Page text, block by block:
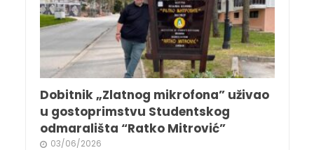
Dobitnik „Zlatnog mikrofona” uživao
u gostoprimstvu Studentskog
odmarališta “Ratko Mitrović”
03/06/2026